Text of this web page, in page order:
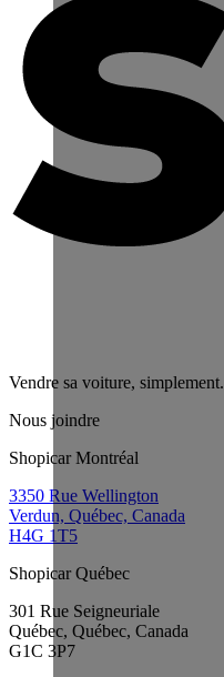
Vendre sa voiture, simplement.
Nous joindre
Shopicar Montréal
3350 Rue Wellington
Verdun, Québec, Canada
H4G 1T5
Shopicar Québec
301 Rue Seigneuriale
Québec, Québec, Canada
G1C 3P7